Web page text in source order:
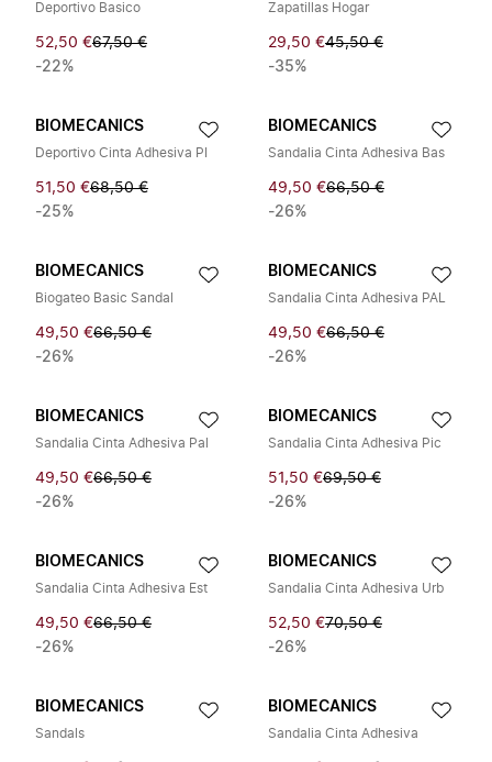
Deportivo Basico
52,50 €67,50 €
-22%
Zapatillas Hogar
29,50 €45,50 €
-35%
BIOMECANICS
Deportivo Cinta Adhesiva PI
51,50 €68,50 €
-25%
BIOMECANICS
Sandalia Cinta Adhesiva Bas
49,50 €66,50 €
-26%
BIOMECANICS
Biogateo Basic Sandal
49,50 €66,50 €
-26%
BIOMECANICS
Sandalia Cinta Adhesiva PAL
49,50 €66,50 €
-26%
BIOMECANICS
Sandalia Cinta Adhesiva Pal
49,50 €66,50 €
-26%
BIOMECANICS
Sandalia Cinta Adhesiva Pic
51,50 €69,50 €
-26%
BIOMECANICS
Sandalia Cinta Adhesiva Est
49,50 €66,50 €
-26%
BIOMECANICS
Sandalia Cinta Adhesiva Urb
52,50 €70,50 €
-26%
BIOMECANICS
Sandals
BIOMECANICS
Sandalia Cinta Adhesiva